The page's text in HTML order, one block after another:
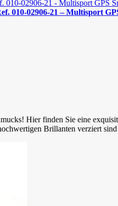
010-02906-21 – Multisport
Hier finden Sie eine
Brillanten verziert